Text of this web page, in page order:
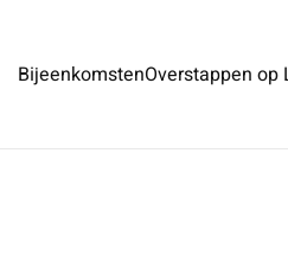
BijeenkomstenOverstappen op